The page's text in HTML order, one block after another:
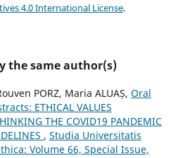
4.0 International License.
the same author(s)
PORZ, Maria ALUAȘ, Oral
ETHICAL VALUES
THE COVID19 PANDEMIC
, Studia Universitatis
Volume 66, Special Issue,